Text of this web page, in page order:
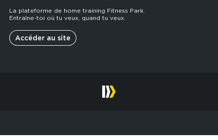
La plateforme de home training Fitness Park.
Entraîne-toi où tu veux, quand tu veux.
Accéder au site